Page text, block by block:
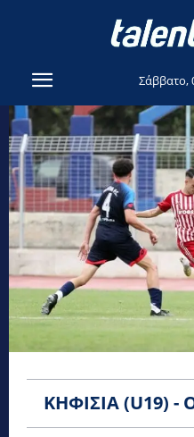
Σάββατο,
ΚΗΦΙΣΙΆ (U19) -